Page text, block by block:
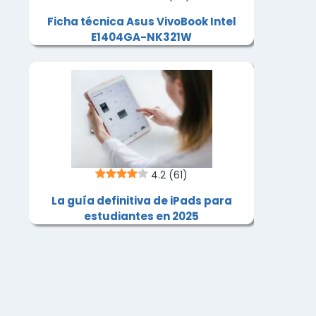
Ficha técnica Asus VivoBook Intel
E1404GA-NK321W
4.2 (61)
La guía definitiva de iPads para
estudiantes en 2025